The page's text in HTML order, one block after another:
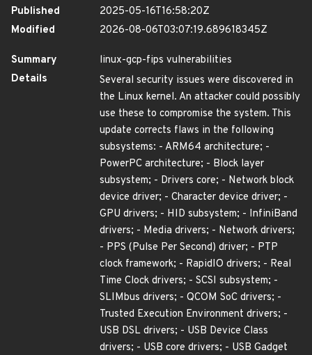
Published
2025-05-16T16:58:20Z
Modified
2026-08-06T03:07:19.689618345Z
Summary
linux-gcp-fips vulnerabilities
Details
Several security issues were discovered in
the Linux kernel. An attacker could possibly
use these to compromise the system. This
update corrects flaws in the following
subsystems: - ARM64 architecture; -
PowerPC architecture; - Block layer
subsystem; - Drivers core; - Network block
device driver; - Character device driver; -
GPU drivers; - HID subsystem; - InfiniBand
drivers; - Media drivers; - Network drivers;
- PPS (Pulse Per Second) driver; - PTP
clock framework; - RapidIO drivers; - Real
Time Clock drivers; - SCSI subsystem; -
SLIMbus drivers; - QCOM SoC drivers; -
Trusted Execution Environment drivers; -
USB DSL drivers; - USB Device Class
drivers; - USB core drivers; - USB Gadget